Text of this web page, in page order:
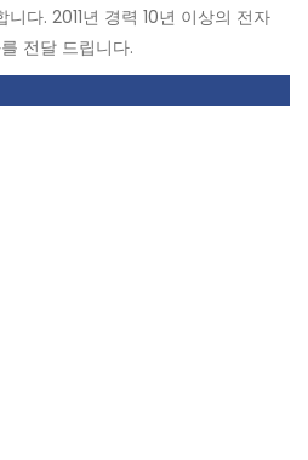
다. 2011년 경력 10년 이상의 전자
전달 드립니다.